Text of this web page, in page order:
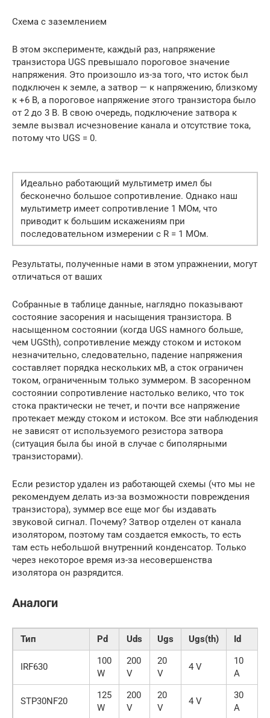
Схема с заземлением
В этом эксперименте, каждый раз, напряжение
транзистора UGS превышало пороговое значение
напряжения. Это произошло из-за того, что исток был
подключен к земле, а затвор — к напряжению, близкому
к +6 В, а пороговое напряжение этого транзистора было
от 2 до 3 В. В свою очередь, подключение затвора к
земле вызвал исчезновение канала и отсутствие тока,
потому что UGS = 0.
Идеально работающий мультиметр имел бы
бесконечно большое сопротивление. Однако наш
мультиметр имеет сопротивление 1 МОм, что
приводит к большим искажениям при
последовательном измерении с R = 1 МОм.
Результаты, полученные нами в этом упражнении, могут
отличаться от ваших
Собранные в таблице данные, наглядно показывают
состояние засорения и насыщения транзистора. В
насыщенном состоянии (когда UGS намного больше,
чем UGSth), сопротивление между стоком и истоком
незначительно, следовательно, падение напряжения
составляет порядка нескольких мВ, а сток ограничен
током, ограниченным только зуммером. В засоренном
состоянии сопротивление настолько велико, что ток
стока практически не течет, и почти все напряжение
протекает между стоком и истоком. Все эти наблюдения
не зависят от используемого резистора затвора
(ситуация была бы иной в случае с биполярными
транзисторами).
Если резистор удален из работающей схемы (что мы не
рекомендуем делать из-за возможности повреждения
транзистора), зуммер все еще мог бы издавать
звуковой сигнал. Почему? Затвор отделен от канала
изолятором, поэтому там создается емкость, то есть
там есть небольшой внутренний конденсатор. Только
через некоторое время из-за несовершенства
изолятора он разрядится.
Аналоги
Тип Pd Uds Ugs Ugs(th) Id
IRF630
100
W
200
V
20
V
4 V
10
A
STP30NF20
125
W
200
V
20
V
4 V
30
A